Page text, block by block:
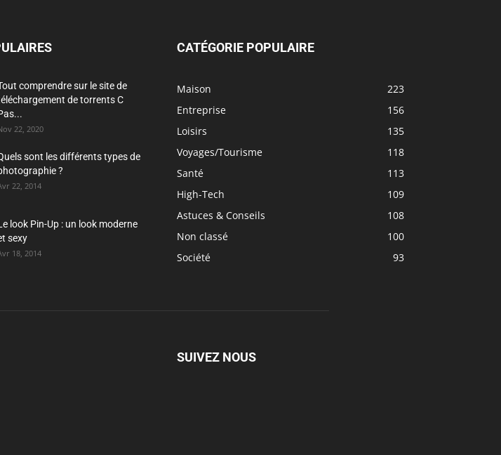
comprendre sur le site de
de torrents C
22, 2020
sont les différents types de
?
22, 2014
look Pin-Up : un look moderne
sexy
18, 2014
CATÉGORIE POPULAIRE
Maison
223
Entreprise
156
Loisirs
135
Voyages/Tourisme
118
Santé
113
High-Tech
109
Astuces & Conseils
108
Non classé
100
Société
93
SUIVEZ NOUS